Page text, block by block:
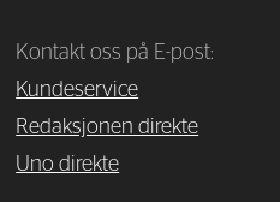
Kontakt oss på E-post:
Kundeservice
Redaksjonen direkte
Uno direkte